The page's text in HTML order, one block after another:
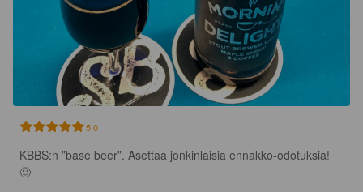
5.0
KBBS:n ”base beer”. Asettaa jonkinlaisia ennakko-odotuksia!
🙂